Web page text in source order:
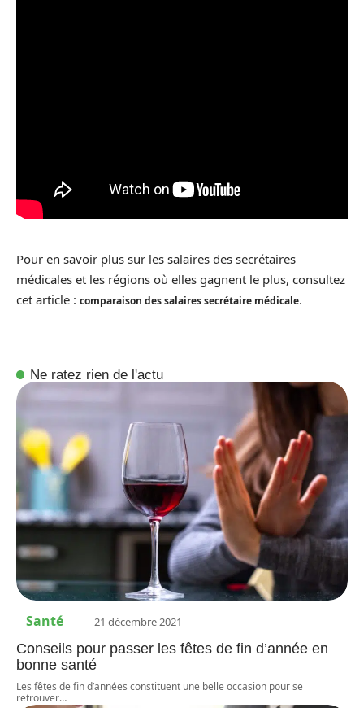
Pour en savoir plus sur les salaires des secrétaires
médicales et les régions où elles gagnent le plus, consultez
cet article : comparaison des salaires secrétaire médicale.
Ne ratez rien de l'actu
Santé 21 décembre 2021
Conseils pour passer les fêtes de fin d’année en
bonne santé
Les fêtes de fin d’années constituent une belle occasion pour se
retrouver…